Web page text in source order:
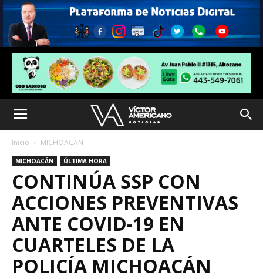
Inicio MICHOACÁN
MICHOACÁN ÚLTIMA HORA
CONTINÚA SSP CON
ACCIONES PREVENTIVAS
ANTE COVID-19 EN
CUARTELES DE LA
POLICÍA MICHOACÁN